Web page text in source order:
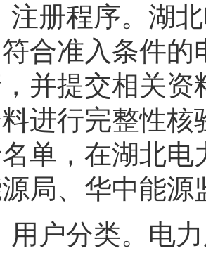
注册程序。湖
合准入条件的
并提交相关
进行完整性核
名单，在湖北
局、华中能源
用户分类。电